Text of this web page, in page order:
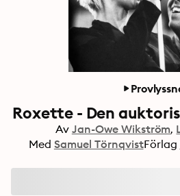
Roxette - Den
Av Jan-Owe Wikström
Med Samuel TörnqvistFörlag